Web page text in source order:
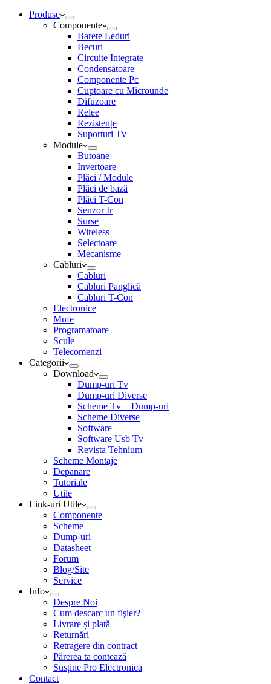
Produse
Componente
Barete Leduri
Becuri
Circuite Integrate
Condensatoare
Componente Pc
Cuptoare cu Microunde
Difuzoare
Relee
Rezistențe
Suporturi Tv
Module
Butoane
Invertoare
Plăci / Module
Plăci de bază
Plăci T-Con
Senzor Ir
Surse
Wireless
Selectoare
Mecanisme
Cabluri
Cabluri
Cabluri Panglică
Cabluri T-Con
Electronice
Mufe
Programatoare
Scule
Telecomenzi
Categorii
Download
Dump-uri Tv
Dump-uri Diverse
Scheme Tv + Dump-uri
Scheme Diverse
Software
Software Usb Tv
Revista Tehnium
Scheme Montaje
Depanare
Tutoriale
Utile
Link-uri Utile
Componente
Scheme
Dump-uri
Datasheet
Forum
Blog/Site
Service
Info
Despre Noi
Cum descarc un fişier?
Livrare și plată
Returnări
Retragere din contract
Părerea ta contează
Susține Pro Electronica
Contact